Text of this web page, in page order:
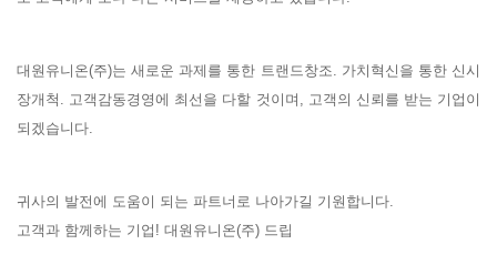
대원유니온(주)는 새로운 과제를 통한 트랜드창조. 가치혁신을 통한 신시
장개척. 고객감동경영에 최선을 다할 것이며, 고객의 신뢰를 받는 기업이
되겠습니다.
귀사의 발전에 도움이 되는 파트너로 나아가길 기원합니다.
고객과 함께하는 기업! 대원유니온(주) 드립